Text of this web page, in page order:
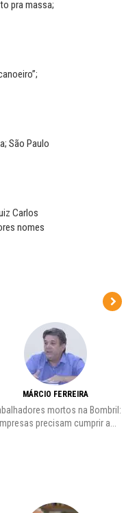
pra massa;
São Paulo
Carlos
nomes
MÁRCIO FERREIRA
mortos na Bombril:
precisam cumprir a...